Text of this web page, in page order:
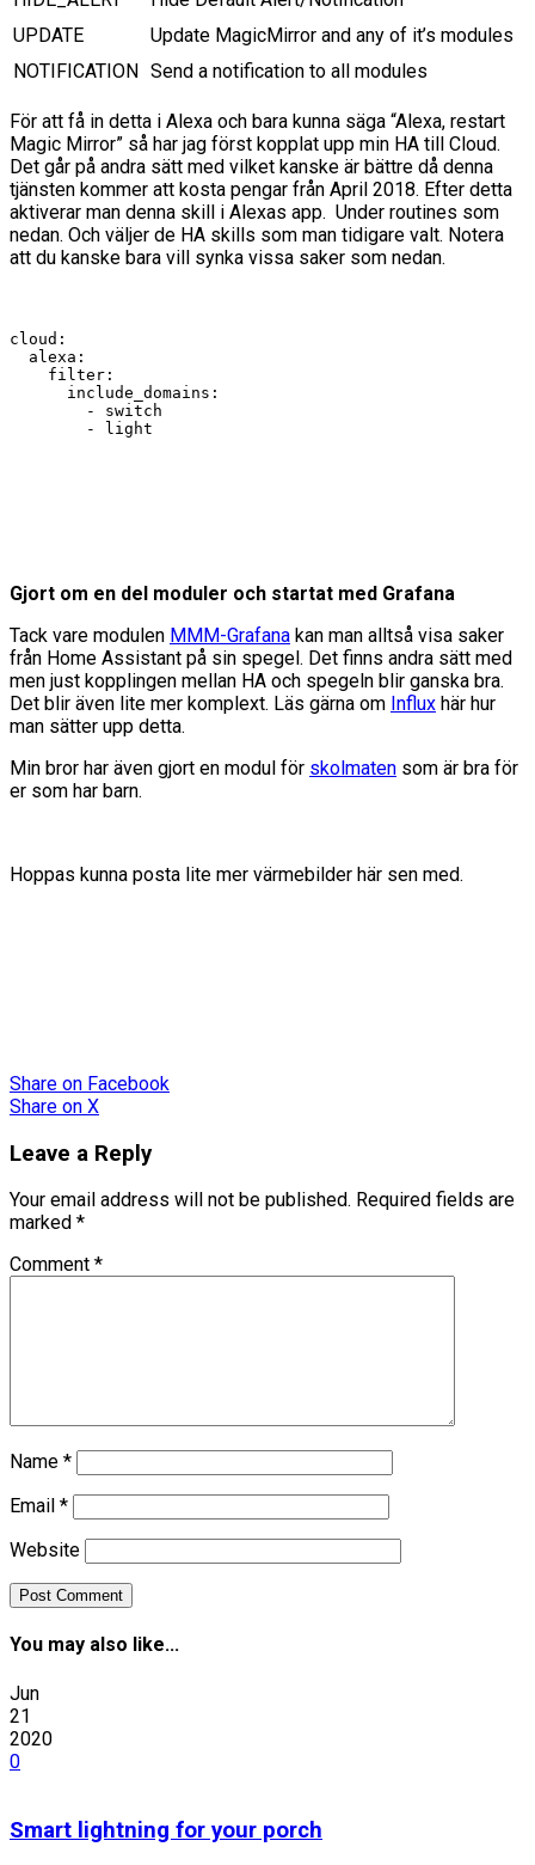
UPDATE
Update MagicMirror and any of it’s modules
NOTIFICATION Send a notification to all modules
För att få in detta i Alexa och bara kunna säga “Alexa, restart
Magic Mirror” så har jag först kopplat upp min HA till Cloud.
Det går på andra sätt med vilket kanske är bättre då denna
tjänsten kommer att kosta pengar från April 2018. Efter detta
aktiverar man denna skill i Alexas app. Under routines som
nedan. Och väljer de HA skills som man tidigare valt. Notera
att du kanske bara vill synka vissa saker som nedan.
cloud:
  alexa:
    filter:
      include_domains:
        - switch
        - light
Gjort om en del moduler och startat med Grafana
Tack vare modulen MMM-Grafana kan man alltså visa saker
från Home Assistant på sin spegel. Det finns andra sätt med
men just kopplingen mellan HA och spegeln blir ganska bra.
Det blir även lite mer komplext. Läs gärna om Influx här hur
man sätter upp detta.
Min bror har även gjort en modul för skolmaten som är bra för
er som har barn.
Hoppas kunna posta lite mer värmebilder här sen med.
Share on Facebook
Share on X
Leave a Reply
Your email address will not be published. Required fields are
marked *
Comment *
Name *
Email *
Website
You may also like...
Jun
21
2020
0
Smart lightning for your porch